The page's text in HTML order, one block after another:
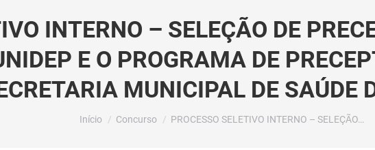
INTERNO – SELEÇÃO DE
E O PROGRAMA DE
MUNICIPAL DE SAÚDE
Você está aqui:
Início Concurso PROCESSO SELETIVO INTERNO – SELEÇÃO…